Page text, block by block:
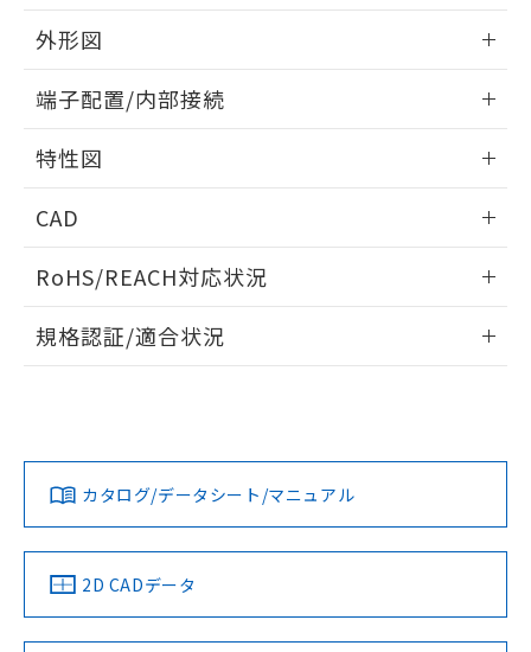
外形図
外形図
端子配置/内部接続
端子配置/内部接続
特性図
開閉容量
CAD
ドすることができます。
ログイン/会員登録
ダウンロードデータをご利用いただく前に、以下を必ずお読
みください。
ソフトウェアの使用条件
RoHS/REACH対応状況
EU RoHS 注意事項・凡例
対応済み
中国 RoHS 注意事項・凡例
規格認証/適合状況
LR型式承認
（イギリス
船舶規格）
DNV型式承認
（ノルウェー
BV型式承認
（フランス
KR型式
（韓国
No No No No
カタログ/データシート/マニュアル
2D CADデータ
欄に対応日を記載しておりました。
既に当社にて対応品への在庫切替を完了
していることから、特段のことがない限
り、2022年1月12日より割愛しておりま
す。